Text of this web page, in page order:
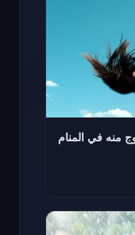
منه في المنام